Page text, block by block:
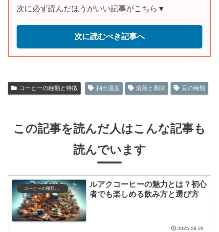
次に必ず読んだほうがいい記事がこちら▼
次に読むべき記事へ
コーヒーの種類と特徴 抽出温度 焙煎と風味 豆の種類
この記事を読んだ人はこんな記事も
読んでいます
コーヒーの種類と特徴
ルアクコーヒーの魅力とは？初心
者でも楽しめる飲み方と選び方
2025.08.28